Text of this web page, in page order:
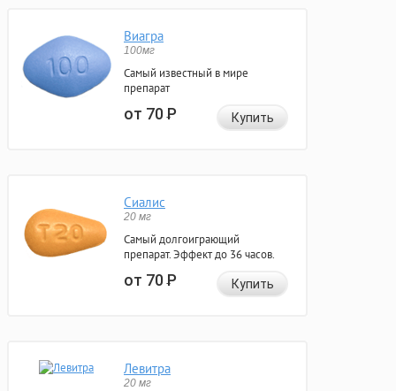
Виагра
100мг
Самый известный в мире
препарат
от 70Р Купить
Сиалис
20 мг
Самый долгоиграющий
препарат. Эффект до 36 часов.
от 70Р Купить
Левитра
20 мг